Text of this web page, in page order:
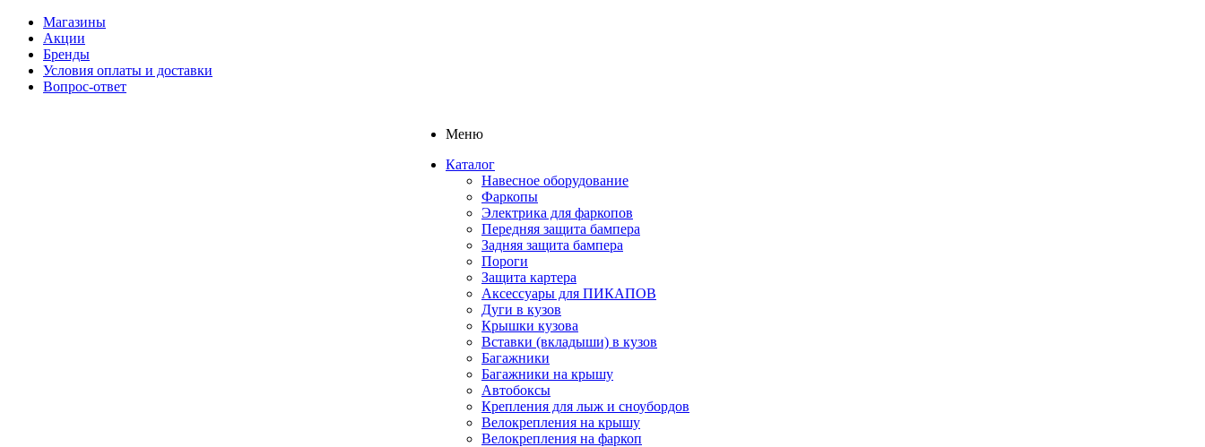
Магазины
Акции
Бренды
Условия оплаты и доставки
Вопрос-ответ
Меню
Каталог
Навесное оборудование
Фаркопы
Электрика для фаркопов
Передняя защита бампера
Задняя защита бампера
Пороги
Защита картера
Аксессуары для ПИКАПОВ
Дуги в кузов
Крышки кузова
Вставки (вкладыши) в кузов
Багажники
Багажники на крышу
Автобоксы
Крепления для лыж и сноубордов
Велокрепления на крышу
Велокрепления на фаркоп